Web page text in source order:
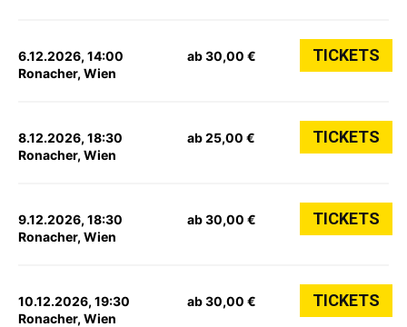
6.12.2026, 14:00
Ronacher, Wien
ab 30,00 € TICKETS
8.12.2026, 18:30
Ronacher, Wien
ab 25,00 € TICKETS
9.12.2026, 18:30
Ronacher, Wien
ab 30,00 € TICKETS
10.12.2026, 19:30
Ronacher, Wien
ab 30,00 € TICKETS